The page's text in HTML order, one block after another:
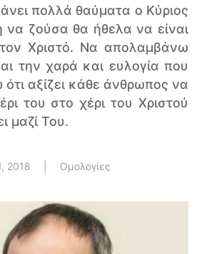
πολλά θαύματα ο Κύριος
να ζούσα θα ήθελα να είναι
Χριστό. Να απολαμβάνω
την χαρά και ευλογία που
ότι αξίζει κάθε άνθρωπος να
του στο χέρι του Χριστού
μαζί Του.
2018 Ομολογίες